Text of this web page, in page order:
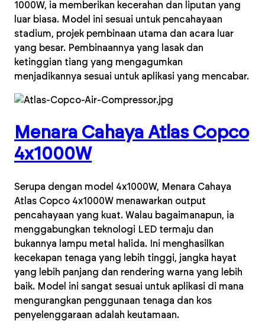
1000W, ia memberikan kecerahan dan liputan yang
luar biasa. Model ini sesuai untuk pencahayaan
stadium, projek pembinaan utama dan acara luar
yang besar. Pembinaannya yang lasak dan
ketinggian tiang yang mengagumkan
menjadikannya sesuai untuk aplikasi yang mencabar.
Menara Cahaya Atlas Copco
4x1000W
Serupa dengan model 4x1000W, Menara Cahaya
Atlas Copco 4x1000W menawarkan output
pencahayaan yang kuat. Walau bagaimanapun, ia
menggabungkan teknologi LED termaju dan
bukannya lampu metal halida. Ini menghasilkan
kecekapan tenaga yang lebih tinggi, jangka hayat
yang lebih panjang dan rendering warna yang lebih
baik. Model ini sangat sesuai untuk aplikasi di mana
mengurangkan penggunaan tenaga dan kos
penyelenggaraan adalah keutamaan.